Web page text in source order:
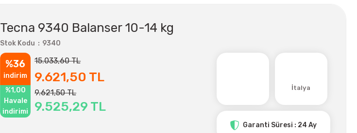
Tecna 9340 Balanser 10-14 kg
Stok Kodu 9340
%36
indirim
15.033,60 TL
9.621,50 TL
%1,00
Havale
indirimi
9.621,50 TL
9.525,29 TL
İtalya
Garanti Süresi : 24 Ay